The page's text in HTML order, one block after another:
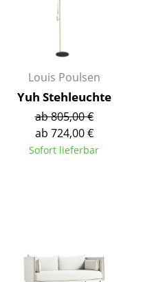
Louis Poulsen
Yuh Stehleuchte
ab 805,00 €
ab 724,00 €
Sofort lieferbar